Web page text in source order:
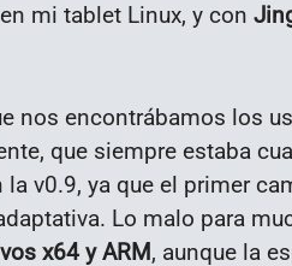
mi tablet Linux, y con
nos encontrábamos los
que siempre estaba
la v0.9, ya que el primer
Lo malo para
x64 y ARM, aunque la